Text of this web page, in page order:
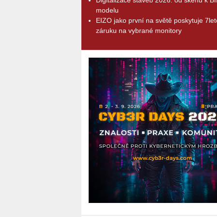
modelu
EIZO jako první na světě poskytuje
záruku na vybrané monitory